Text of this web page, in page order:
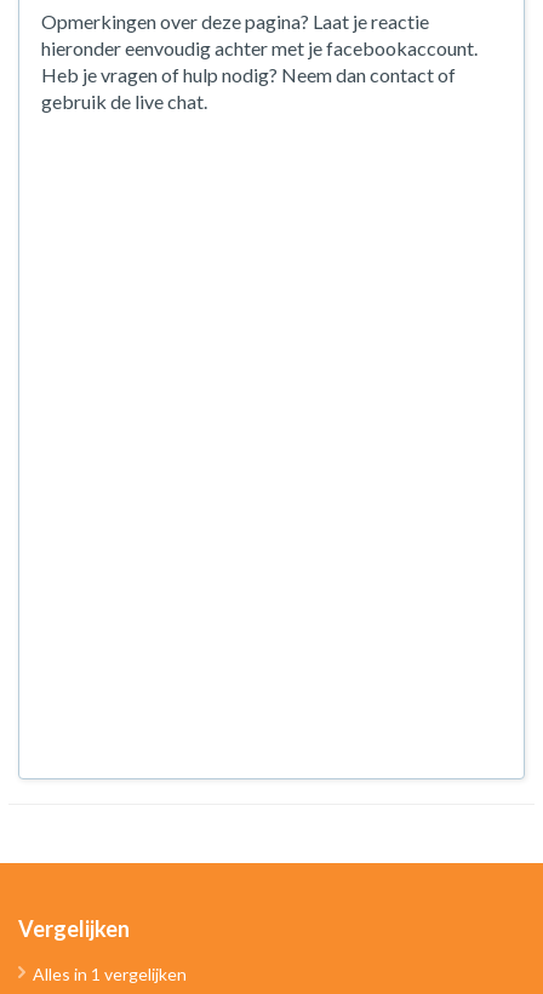
Opmerkingen over deze pagina? Laat je reactie
hieronder eenvoudig achter met je facebookaccount.
Heb je vragen of hulp nodig? Neem dan contact of
gebruik de live chat.
Vergelijken
Alles in 1 vergelijken